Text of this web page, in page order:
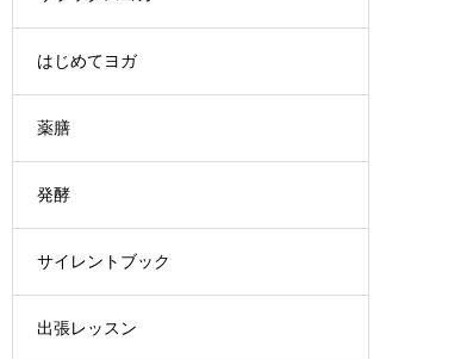
はじめてヨガ
薬膳
発酵
サイレントブック
出張レッスン